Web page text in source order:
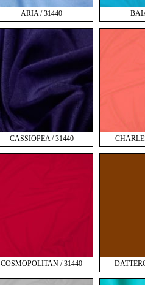
ARIA / 31440
CASSIOPEA / 31440
COSMOPOLITAN / 31440